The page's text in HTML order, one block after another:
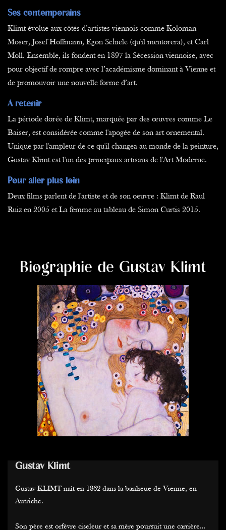
Ses contemporains
Klimt évolue aux côtés d’artistes viennois comme Koloman
Moser, Josef Hoffmann, Egon Schiele (qu'il mentorera), et Carl
Moll. Ensemble, ils fondent en 1897 la Sécession viennoise, avec
pour objectif de rompre avec l’académisme dominant à Vienne et
de promouvoir une nouvelle forme d’art.
A retenir
La période dorée de Klimt, marquée par des œuvres comme Le
Baiser, est considérée comme l'apogée de son art ornemental.
Unique par l'ampleur de ce qu'il changea au monde de la peinture,
Gustav Klimt est l'un des principaux artisans de l'Art Moderne.
Pour aller plus loin
Deux films parlent de l'artiste et de son oeuvre : Klimt de Raul
Ruiz en 2005 et La femme au tableau de Simon Curtis 2015.
Biographie de Gustav Klimt
Gustav Klimt
Gustav KLIMT naît en 1862 dans la banlieue de Vienne, en
Autriche.
Son père est orfèvre ciseleur et sa mère poursuit une carrière